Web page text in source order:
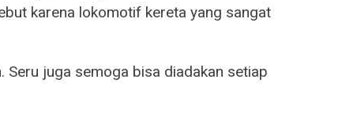
karena lokomotif kereta yang sangat
Seru juga semoga bisa diadakan setiap